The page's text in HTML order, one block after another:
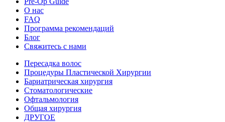
О нас
FAQ
Программа рекомендаций
Блог
Свяжитесь с нами
Пересадка волос
Процедуры Пластической Хирургии
Бариатрическая хирургия
Стоматологические
Офтальмология
Общая хирургия
ДРУГОЕ